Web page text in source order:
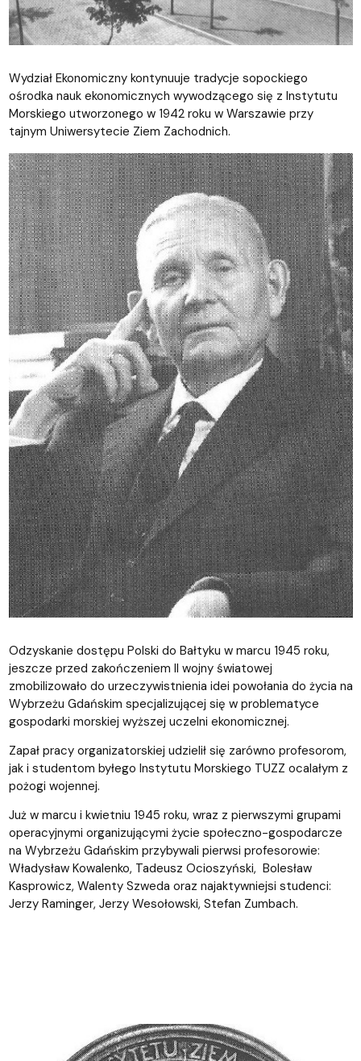
Wydział Ekonomiczny kontynuuje tradycje sopockiego
ośrodka nauk ekonomicznych wywodzącego się z Instytutu
Morskiego utworzonego w 1942 roku w Warszawie przy
tajnym Uniwersytecie Ziem Zachodnich.
Odzyskanie dostępu Polski do Bałtyku w marcu 1945 roku,
jeszcze przed zakończeniem II wojny światowej
zmobilizowało do urzeczywistnienia idei powołania do życia na
Wybrzeżu Gdańskim specjalizującej się w problematyce
gospodarki morskiej wyższej uczelni ekonomicznej.
Zapał pracy organizatorskiej udzielił się zarówno profesorom,
jak i studentom byłego Instytutu Morskiego TUZZ ocalałym z
pożogi wojennej.
Już w marcu i kwietniu 1945 roku, wraz z pierwszymi grupami
operacyjnymi organizującymi życie społeczno-gospodarcze
na Wybrzeżu Gdańskim przybywali pierwsi profesorowie:
Władysław Kowalenko, Tadeusz Ocioszyński, Bolesław
Kasprowicz, Walenty Szweda oraz najaktywniejsi studenci:
Jerzy Raminger, Jerzy Wesołowski, Stefan Zumbach.